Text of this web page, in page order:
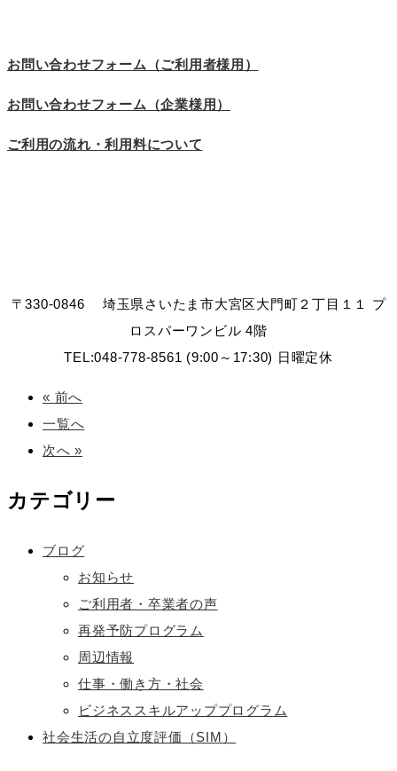
お問い合わせフォーム（ご利用者様用）
お問い合わせフォーム（企業様用）
ご利用の流れ・利用料について
〒330-0846 埼玉県さいたま市大宮区大門町２丁目１１ プ
ロスパーワンビル 4階
TEL:048-778-8561 (9:00～17:30) 日曜定休
« 前へ
一覧へ
次へ »
カテゴリー
ブログ
お知らせ
ご利用者・卒業者の声
再発予防プログラム
周辺情報
仕事・働き方・社会
ビジネススキルアッププログラム
社会生活の自立度評価（SIM）